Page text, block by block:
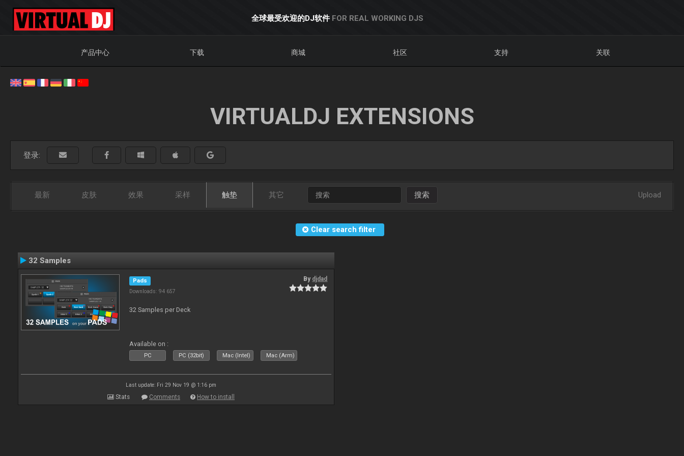
全球最受欢迎的DJ软件 FOR REAL WORKING DJS
产品中心 下载 商城 社区 支持 关联
VIRTUALDJ EXTENSIONS
登录:
最新 皮肤 效果 采样 触垫 其它 搜索 Upload
Clear search filter
32 Samples
Pads
Downloads: 94 657
By djdad
32 Samples per Deck
Available on :
PC PC (32bit) Mac (Intel) Mac (Arm)
Last update: Fri 29 Nov 19 @ 1:16 pm
Stats Comments How to install